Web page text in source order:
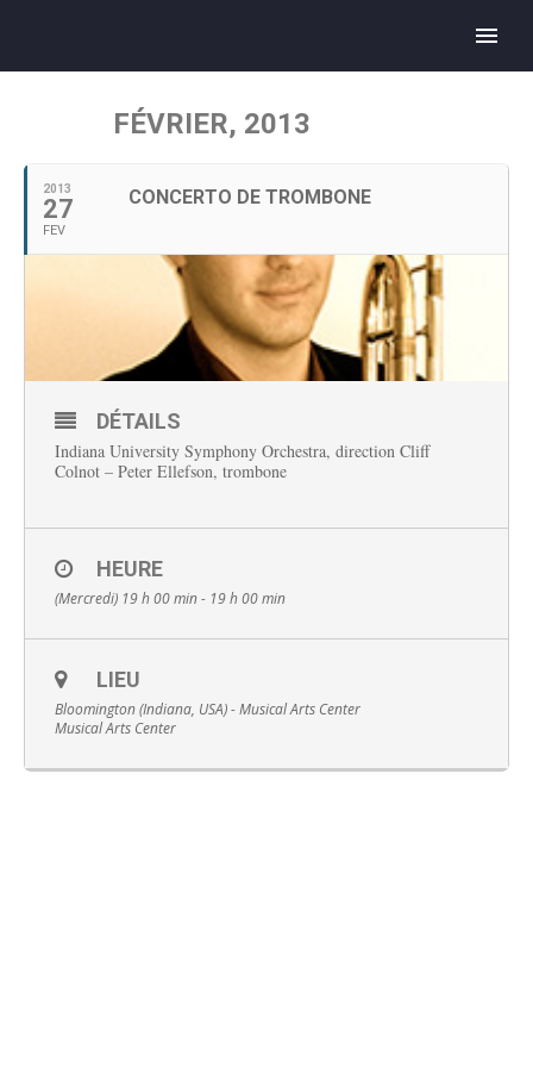
Français
FÉVRIER, 2013
2013
27
FEV
CONCERTO DE TROMBONE
DÉTAILS
Indiana University Symphony Orchestra, direction Cliff
Colnot – Peter Ellefson, trombone
HEURE
(Mercredi) 19 h 00 min - 19 h 00 min
LIEU
Bloomington (Indiana, USA) - Musical Arts Center
Musical Arts Center